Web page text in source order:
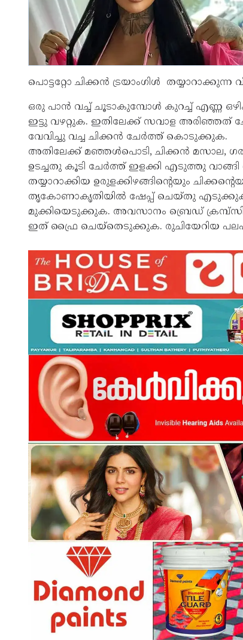
പൊട്ടറ്റോ ചിക്കൻ ട്രയാംഗിൾ തയ്യാറാക്കുന്ന
ഒരു പാൻ വച്ച് ചൂടാകുമ്പോൾ കുറച്ച് എണ്ണ
ഇട്ടു വഴറ്റുക. ഇതിലേക്ക് സവാള അരിഞ്ഞത്
വേവിച്ചു വച്ച ചിക്കൻ ചേർത്ത് കൊടുക്കുക.
അതിലേക്ക് മഞ്ഞൾപൊടി, ചിക്കൻ മസാല,
ഉടച്ചതു കൂടി ചേർത്ത് ഇളക്കി എടുത്തു
തയ്യാറാക്കിയ ഉരുളക്കിഴങ്ങിന്റെയും
തൃകോണാകൃതിയിൽ ഷേപ്പ് ചെയ്തു എടുക്കുക.
മുക്കിയെടുക്കുക. അവസാനം ബ്രെഡ്
ഇത് ഫ്രൈ ചെയ്തെടുക്കുക. രുചിയേറിയ